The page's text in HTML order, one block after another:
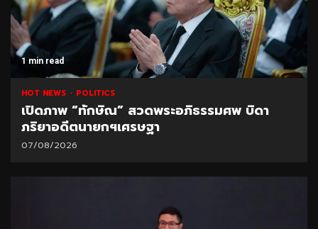
1 min read
HOT NEWS POLITICS
เปิดภาพ “ทักษิณ” สวดพระอภิธรรมศพ บิดา
ภริยาอดีตนายกฯเศรษฐา
07/08/2026